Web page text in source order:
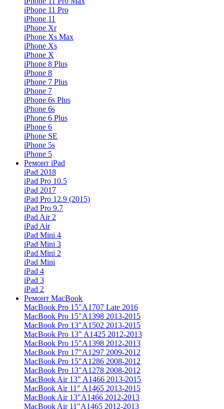
iPhone 11 Pro
iPhone 11
iPhone Xr
iPhone Xs Max
iPhone Xs
iPhone X
iPhone 8 Plus
iPhone 8
iPhone 7 Plus
iPhone 7
iPhone 6s Plus
iPhone 6s
iPhone 6 Plus
iPhone 6
iPhone SE
iPhone 5s
iPhone 5
Ремонт iPad
iPad 2018
iPad Pro 10.5
iPad 2017
iPad Pro 12.9 (2015)
iPad Pro 9.7
iPad Air 2
iPad Air
iPad Mini 4
iPad Mini 3
iPad Mini 2
iPad Mini
iPad 4
iPad 3
iPad 2
Ремонт MacBook
MacBook Pro 15"A1707 Late 2016
MacBook Pro 15"A1398 2013-2015
MacBook Pro 13"A1502 2013-2015
MacBook Pro 13" A1425 2012-2013
MacBook Pro 15"A1398 2012-2013
MacBook Pro 17"A1297 2009-2012
MacBook Pro 15"A1286 2008-2012
MacBook Pro 13"A1278 2008-2012
MacBook Air 13" A1466 2013-2015
MacBook Air 11" A1465 2013-2015
MacBook Air 13"A1466 2012-2013
MacBook Air 11"A1465 2012-2013